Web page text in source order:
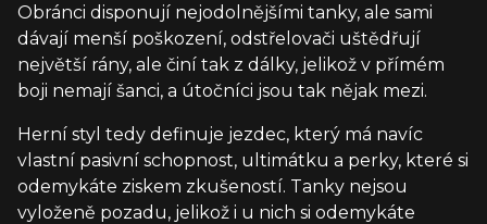
Obránci disponují nejodolnějšími tanky, ale sami
dávají menší poškození, odstřelovači uštědřují
největší rány, ale činí tak z dálky, jelikož v přímém
boji nemají šanci, a útočníci jsou tak nějak mezi.
Herní styl tedy definuje jezdec, který má navíc
vlastní pasivní schopnost, ultimátku a perky, které si
odemykáte ziskem zkušeností. Tanky nejsou
vyloženě pozadu, jelikož i u nich si odemykáte